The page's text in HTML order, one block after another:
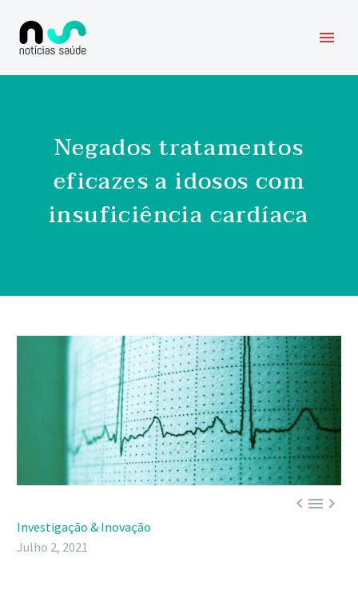
Negados tratamentos
eficazes a idosos com
insuficiência cardíaca

Investigação & Inovação
Julho 2, 2021